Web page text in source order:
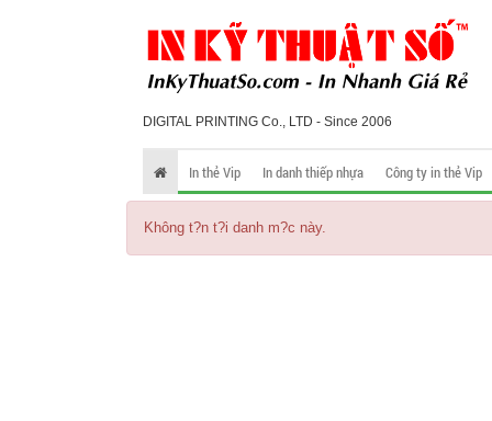
DIGITAL PRINTING Co., LTD - Since 2006
In thẻ Vip In danh thiếp nhựa Công ty in thẻ Vip
Không t?n t?i danh m?c này.